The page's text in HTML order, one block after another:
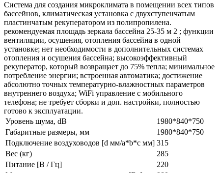
Система для создания микроклимата в помещении всех типов
бассейнов, климатическая установка с двухступенчатым
пластинчатым рекуператором из полипропилена.
рекомендуемая площадь зеркала бассейна 25-35 м 2 ; функции
вентиляции, осушения, отопления бассейна в одной
установке; нет необходимости в дополнительных системах
отопления и осушения бассейна; высокоэффективный
рекуператор, который возвращает до 75% тепла; минимальное
потребление энергии; встроенная автоматика; достижение
абсолютно точных температурно-влажностных параметров
внутреннего воздуха; WiFi управление с мобильного
телефона; не требует сборки и доп. настройки, полностью
готово к эксплуатации.
Уровень шума, dB
1980*840*750
Габаритные размеры, мм
1980*840*750
Подключение воздуховодов [d мм/a*b*с мм] 315
Вес (кг)
285
Питание [В / Гц]
220